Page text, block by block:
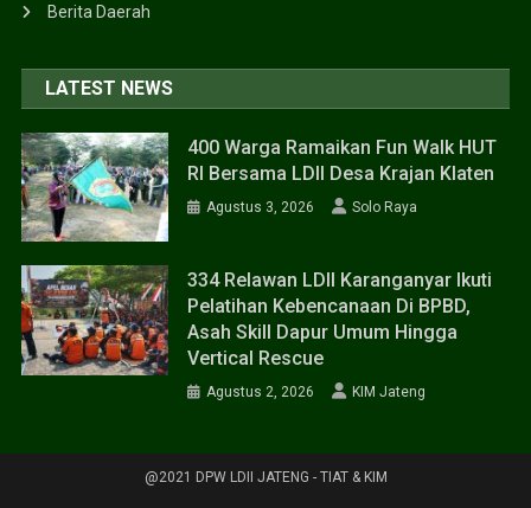
Berita Daerah
LATEST NEWS
400 Warga Ramaikan Fun Walk HUT
RI Bersama LDII Desa Krajan Klaten
Agustus 3, 2026 Solo Raya
334 Relawan LDII Karanganyar Ikuti
Pelatihan Kebencanaan Di BPBD,
Asah Skill Dapur Umum Hingga
Vertical Rescue
Agustus 2, 2026 KIM Jateng
@2021 DPW LDII JATENG - TIAT & KIM